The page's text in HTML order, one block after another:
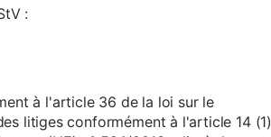
:
à l'article 36 de la loi sur le
litiges conformément à l'article 14 (1)